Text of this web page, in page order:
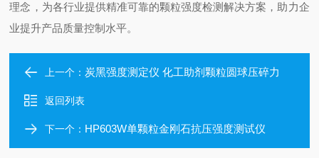
理念，为各行业提供精准可靠的颗粒强度检测解决方案，助力企
业提升产品质量控制水平。
上一个： 炭黑强度测定仪 化工助剂颗粒圆球压碎力
返回列表
下一个： HP603W单颗粒金刚石抗压强度测试仪